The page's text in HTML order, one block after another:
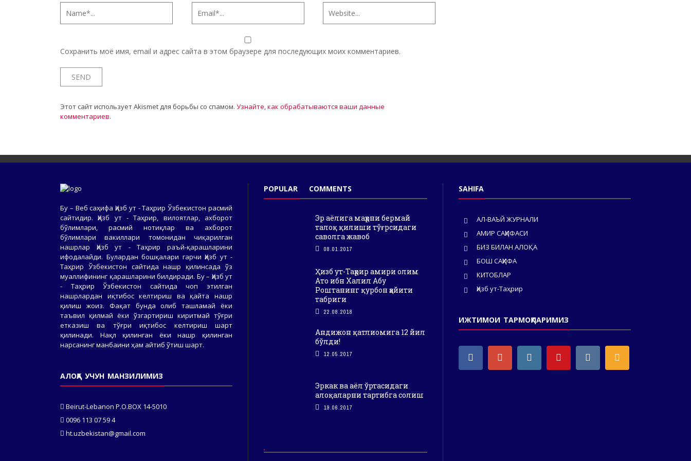
Сохранить моё имя, email и адрес сайта в этом браузере для последующих моих комментариев.
Этот сайт использует Akismet для борьбы со спамом. Узнайте, как обрабатываются ваши данные
комментариев.
Бу – Веб саҳифа Ҳизб ут - Таҳрир Ўзбекистон расмий
сайтидир. Ҳизб ут - Таҳрир, вилоятлар, ахборот
бўлимлари, расмий нотиқлар ва ахборот
бўлимлари вакиллари томонидан чиқарилган
нашрлар Ҳизб ут - Таҳрир раъй-қарашларини
ифодалайди. Булардан бошқалари гарчи Ҳизб ут -
Таҳрир Ўзбекистон сайтида нашр қилинсада ўз
муаллифининг қарашларини билдиради. Бу – Ҳизб ут
- Таҳрир Ўзбекистон сайтида чоп этилган
нашрлардан иқтибос келтириш ва қайта нашр
қилиш жоиз. Фақат бунда олиб ташламай ёки
таъвил қилмай ёки ўзгартириш киритмай тўғри
етказиш ва тўғри иқтибос келтириш шарт
қилинади. Нақл қилинган ёки нашр қилинган
нарсанинг манбаини ҳам айтиб ўтиш шарт.
АЛОҚА УЧУН МАНЗИЛИМИЗ
Beirut-Lebanon P.O.BOX 14-5010
0096 113 07 59 4
ht.uzbekistan@gmail.com
POPULAR COMMENTS
Эр аёлига маҳрни бермай
талоқ қилиши тўғрсидаги
саволга жавоб
08.01.2017
Ҳизб ут-Таҳрир амири олим
Ато ибн Халил Абу
Роштанинг қурбон ҳайити
табриги
22.08.2018
Андижон қатлиомига 12 йил
бўлди!
12.05.2017
Эркак ва аёл ўртасидаги
алоқаларни тартибга солиш
19.06.2017
SAHIFA
АЛ-ВАЪЙ ЖУРНАЛИ
АМИР САҲИФАСИ
БИЗ БИЛАН АЛОҚА
БОШ САҲИФА
КИТОБЛАР
Ҳизб ут-Таҳрир
ИЖТИМОИ ТАРМОҚЛАРИМИЗ